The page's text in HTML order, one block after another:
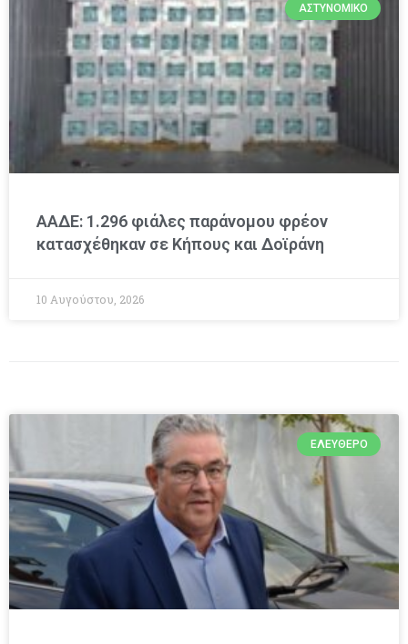
ΑΣΤΥΝΟΜΙΚΌ
ΑΑΔΕ: 1.296 φιάλες παράνομου φρέον
κατασχέθηκαν σε Κήπους και Δοϊράνη
10 Αυγούστου, 2026
ΕΛΕΎΘΕΡΟ